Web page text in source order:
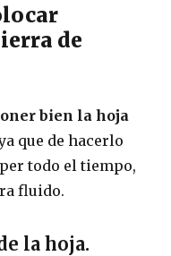
de
bien la hoja
que de hacerlo
todo el tiempo,
fluido.
la hoja.